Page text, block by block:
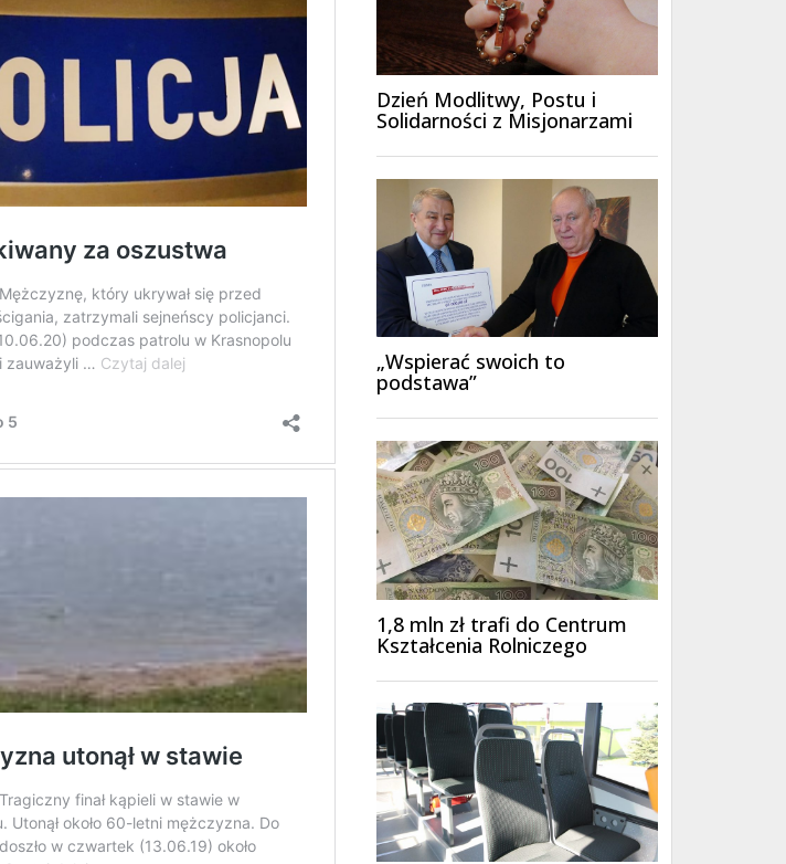
Dzień Modlitwy, Postu i
Solidarności z Misjonarzami
„Wspierać swoich to
podstawa”
1,8 mln zł trafi do Centrum
Kształcenia Rolniczego